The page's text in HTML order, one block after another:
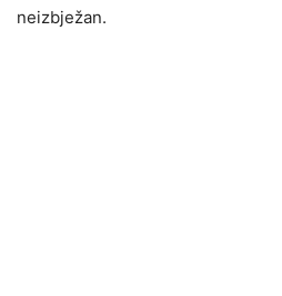
neizbježan.